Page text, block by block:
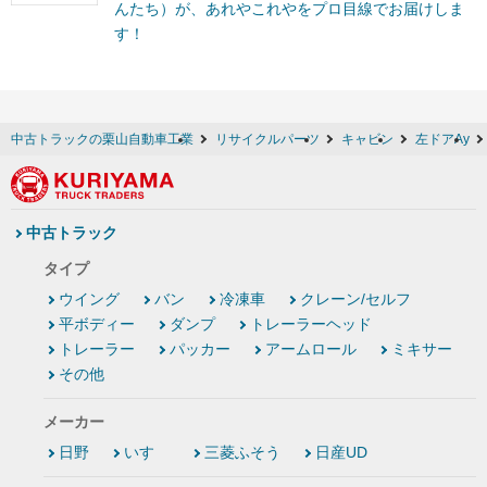
んたち）が、あれやこれやをプロ目線でお届けしま
す！
中古トラックの栗山自動車工業 リサイクルパーツ キャビン 左ドアAy
中古トラック
タイプ
ウイング
バン 冷凍車
クレーン/セルフ
平ボディー
ダンプ
トレーラーヘッド
トレーラー
パッカー アームロール
ミキサー
その他
メーカー
日野
いすゞ 三菱ふそう 日産UD